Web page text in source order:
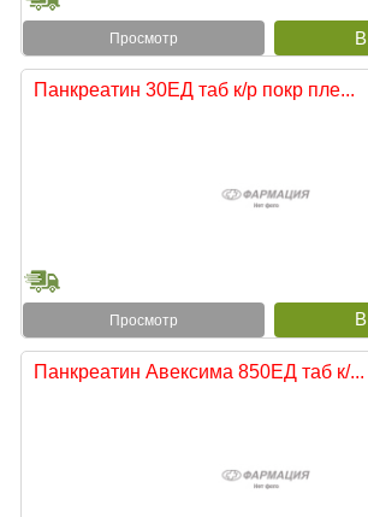
Просмотр
Панкреатин 30ЕД таб к/р покр пле...
Просмотр
Панкреатин Авексима 850ЕД таб к/...